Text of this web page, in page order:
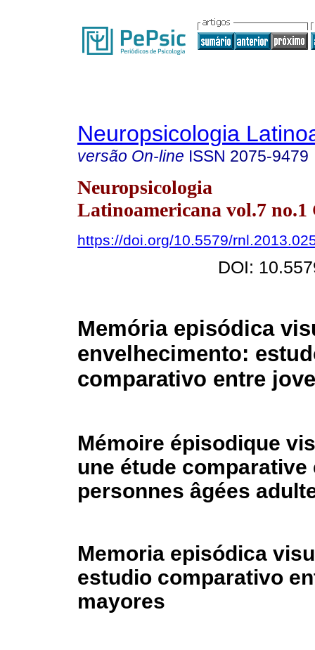
Neuropsicologia
versão On-line ISSN 2075-9479
Neuropsicologia
Latinoamericana vol.7 no.1
https://doi.org/10.5579/
DOI:
Memória episódica
envelhecimento:
comparativo entre
Mémoire épisodique
une étude
personnes âgées
Memoria episódica
estudio comparativo
mayores